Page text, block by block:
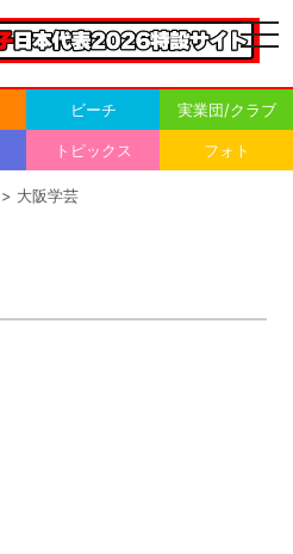
ビーチ 実業団/クラブ
トピックス フォト
> 大阪学芸